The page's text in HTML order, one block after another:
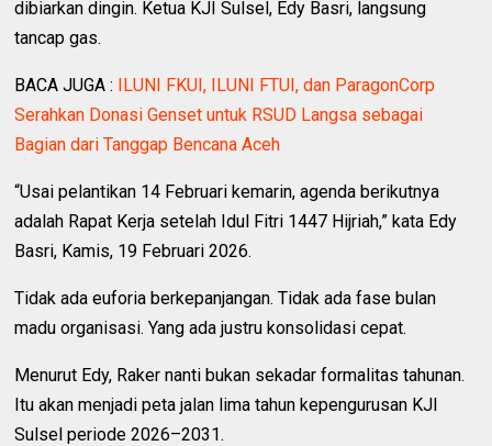
dibiarkan dingin. Ketua KJI Sulsel, Edy Basri, langsung
tancap gas.
BACA JUGA : ILUNI FKUI, ILUNI FTUI, dan ParagonCorp
Serahkan Donasi Genset untuk RSUD Langsa sebagai
Bagian dari Tanggap Bencana Aceh
“Usai pelantikan 14 Februari kemarin, agenda berikutnya
adalah Rapat Kerja setelah Idul Fitri 1447 Hijriah,” kata Edy
Basri, Kamis, 19 Februari 2026.
Tidak ada euforia berkepanjangan. Tidak ada fase bulan
madu organisasi. Yang ada justru konsolidasi cepat.
Menurut Edy, Raker nanti bukan sekadar formalitas tahunan.
Itu akan menjadi peta jalan lima tahun kepengurusan KJI
Sulsel periode 2026–2031.